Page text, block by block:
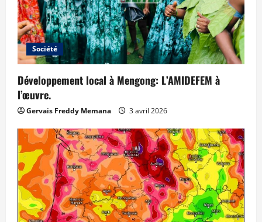
Société
Développement local à Mengong: L’AMIDEFEM à
l’œuvre.
Gervais Freddy Memana 3 avril 2026